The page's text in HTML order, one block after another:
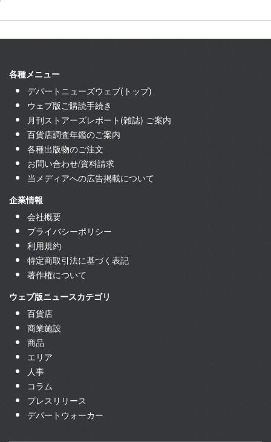
各種メニュー
デパートニューズウェブ(トップ)
ウェブ版ご購読手続き
月刊ストアーズレポート(雑誌) ご案内
百貨店調査年鑑のご案内
各種出版物のご注文
お問い合わせ/資料請求
当メディアへの広告掲載について
企業情報
会社概要
プライバシーポリシー
利用規約
特定商取引法に基づく表記
著作権について
ウェブ版ニュースカテゴリ
百貨店
商業施設
商品
エリア
人事
コラム
プレスリリース
デパートウォーカー